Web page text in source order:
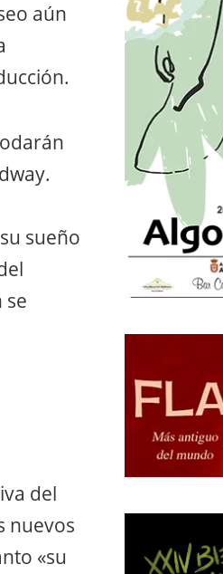
aún
sueño
se
del
nuevos
«su